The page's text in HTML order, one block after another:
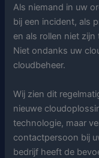
Als niemand in uw
bij een incident, als
en als rollen niet
Niet ondanks uw
cloudbeheer.
Wij zien dit
nieuwe
technologie, maar
contactpersoon bij
bedrijf heeft de